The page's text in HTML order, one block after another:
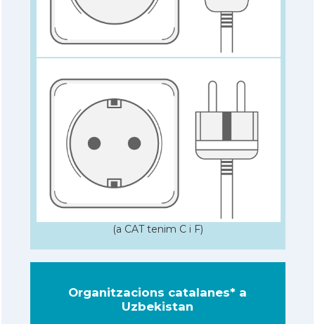
(a CAT tenim C i F)
Organitzacions catalanes* a
Uzbekistan